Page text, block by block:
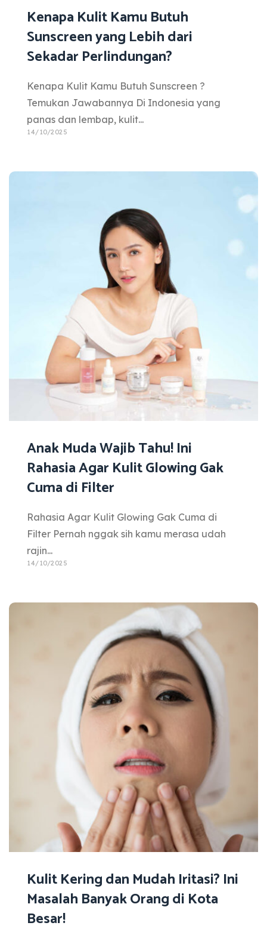
Kenapa Kulit Kamu Butuh
Sunscreen yang Lebih dari
Sekadar Perlindungan?
Kenapa Kulit Kamu Butuh Sunscreen ?
Temukan Jawabannya Di Indonesia yang
panas dan lembap, kulit...
14/10/2025
Anak Muda Wajib Tahu! Ini
Rahasia Agar Kulit Glowing Gak
Cuma di Filter
Rahasia Agar Kulit Glowing Gak Cuma di
Filter Pernah nggak sih kamu merasa udah
rajin...
14/10/2025
Kulit Kering dan Mudah Iritasi? Ini
Masalah Banyak Orang di Kota
Besar!